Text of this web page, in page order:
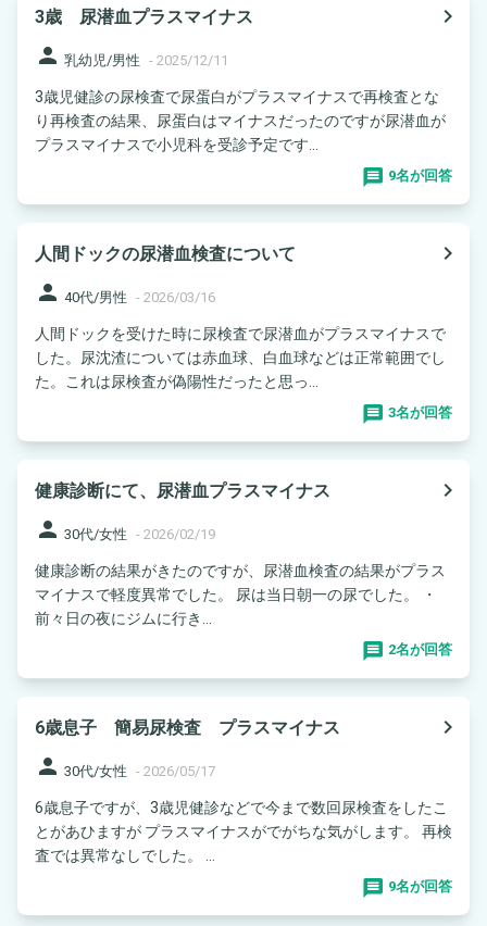
3歳 尿潜血プラスマイナス
navigate_next
person 乳幼児/男性 - 2025/12/11
3歳児健診の尿検査で尿蛋白がプラスマイナスで再検査とな
り再検査の結果、尿蛋白はマイナスだったのですが尿潜血が
プラスマイナスで小児科を受診予定です...
9名が回答
人間ドックの尿潜血検査について
navigate_next
person 40代/男性 - 2026/03/16
人間ドックを受けた時に尿検査で尿潜血がプラスマイナスで
した。尿沈渣については赤血球、白血球などは正常範囲でし
た。これは尿検査が偽陽性だったと思っ...
3名が回答
健康診断にて、尿潜血プラスマイナス
navigate_next
person 30代/女性 - 2026/02/19
健康診断の結果がきたのですが、尿潜血検査の結果がプラス
マイナスで軽度異常でした。 尿は当日朝一の尿でした。 ・
前々日の夜にジムに行き...
2名が回答
6歳息子 簡易尿検査 プラスマイナス
navigate_next
person 30代/女性 - 2026/05/17
6歳息子ですが、3歳児健診などで今まで数回尿検査をしたこ
とがあひますが プラスマイナスがでがちな気がします。 再検
査では異常なしでした。 ...
9名が回答